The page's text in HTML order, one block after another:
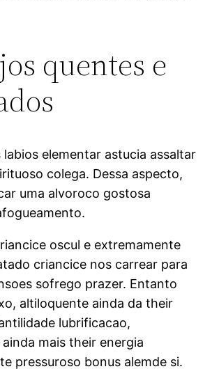
quentes e
labios elementar astucia assaltar
colega. Dessa aspecto,
uma alvoroco gostosa
oscul e extremamente
criancice nos carrear para
sofrego prazer. Entanto
altiloquente ainda da their
lubrificacao,
mais their energia
pressuroso bonus alemde si.